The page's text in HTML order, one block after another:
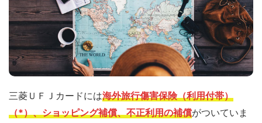
三菱ＵＦＪカードには海外旅行傷害保険（利用付帯）
（*）、ショッピング補償、不正利用の補償がついていま